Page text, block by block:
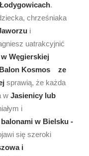
.
chrześniaka
i
uatrakcyjnić
Węgierskiej
Kosmos
ze
sprawią, że każda
w Jasienicy lub
i
w Bielsku -
się szeroki
i